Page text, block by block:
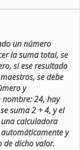
un número
la suma total, se
si ese resultado
se debe
y
nombre: 24, hay
suma 2 + 4, y el
calculadora
y
de dicho valor.